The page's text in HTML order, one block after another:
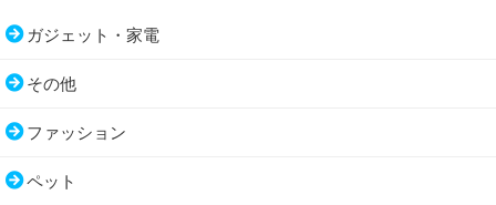
ガジェット・家電
その他
ファッション
ペット